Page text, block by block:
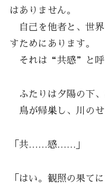
はありません。
自己を他者と、世界
すためにあります。
それは“共感”と呼
ふたりは夕陽の下、
鳥が帰巣し、川のせ
「共……感……」
「はい。観照の果て